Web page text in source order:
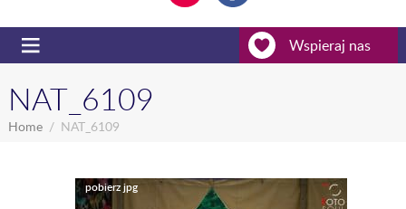
Wspieraj nas
NAT_6109
Home NAT_6109